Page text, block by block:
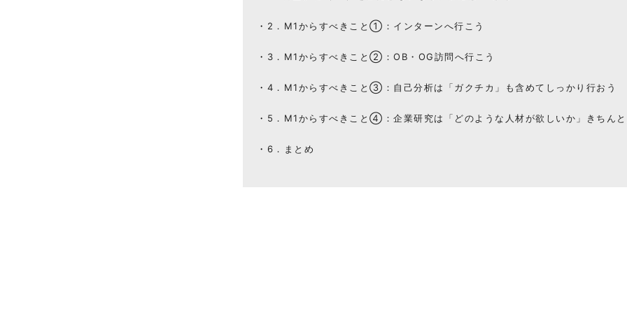
2．M1からすべきこと①：インターンへ行こう
3．M1からすべきこと②：OB・OG訪問へ行こう
4．M1からすべきこと③：自己分析は「ガクチカ」も含めてしっかり行おう
5．M1からすべきこと④：企業研究は「どのような人材が欲しいか」きちんと
6．まとめ